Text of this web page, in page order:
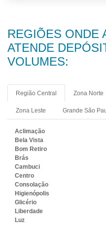
REGIÕES ONDE
ATENDE
VOLUMES:
Região Central Zona Norte
Zona Leste Grande São
Aclimação
Bela Vista
Bom Retiro
Brás
Cambuci
Centro
Consolação
Higienópolis
Glicério
Liberdade
Luz